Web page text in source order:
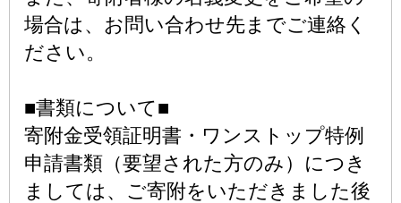
場合は、お問い合わせ先までご連絡く
ださい。
■書類について■
寄附金受領証明書・ワンストップ特例
申請書類（要望された方のみ）につき
ましては、ご寄附をいただきました後